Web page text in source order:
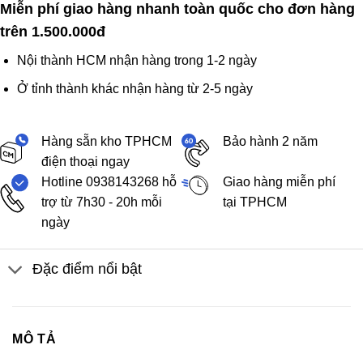
Miễn phí giao hàng nhanh toàn quốc cho đơn hàng
trên 1.500.000đ
Nội thành HCM nhận hàng trong 1-2 ngày
Ở tỉnh thành khác nhận hàng từ 2-5 ngày
Hàng sẵn kho TPHCM
điện thoại ngay
Bảo hành 2 năm
Hotline 0938143268 hỗ
trợ từ 7h30 - 20h mỗi
ngày
Giao hàng miễn phí
tại TPHCM
Đặc điểm nổi bật
MÔ TẢ